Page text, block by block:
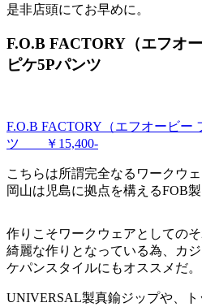
是非店頭にてお早めに。
F.O.B FACTORY（エフオ
ピケ5Pパンツ
F.O.B FACTORY（エフオービー
ツ ￥15,400-
こちらは所謂完全なるワークウ
岡山は児島に拠点を構えるFOB製
作りこそワークウェアとしての
綺麗な作りとなっている為、カ
ケパンスタイルにもオススメだ。
UNIVERSAL製真鍮ジップや、